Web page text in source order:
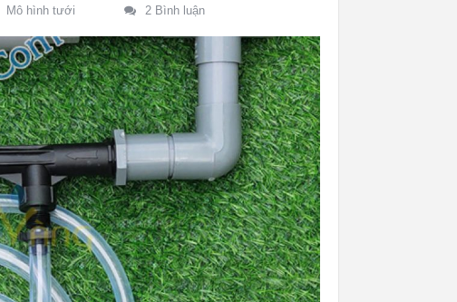
Mô hình tưới 2 Bình luận